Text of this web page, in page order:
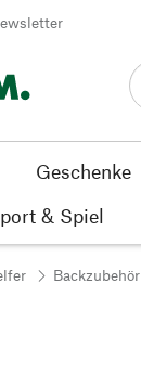
Geschenke
& Spiel
Backzubehör